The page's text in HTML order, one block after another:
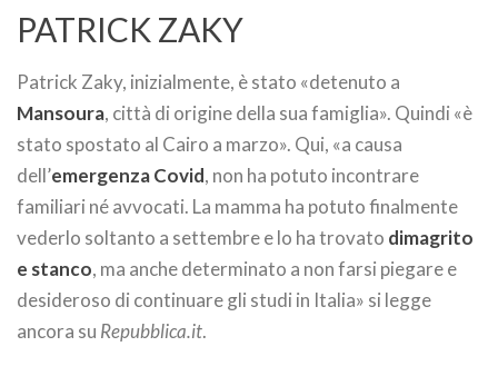
PATRICK ZAKY
Patrick Zaky, inizialmente, è stato «detenuto a
Mansoura, città di origine della sua famiglia». Quindi «è
stato spostato al Cairo a marzo». Qui, «a causa
dell’emergenza Covid, non ha potuto incontrare
familiari né avvocati. La mamma ha potuto finalmente
vederlo soltanto a settembre e lo ha trovato dimagrito
e stanco, ma anche determinato a non farsi piegare e
desideroso di continuare gli studi in Italia» si legge
ancora su Repubblica.it.